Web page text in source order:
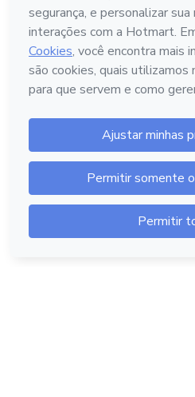
Hotmart — 2011-2026 ©